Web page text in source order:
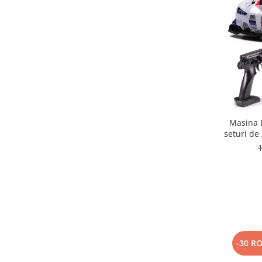
Masina
seturi de
Adulti
-30